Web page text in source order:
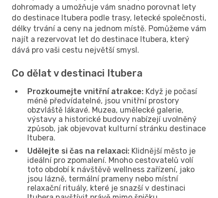
dohromady a umožňuje vám snadno porovnat lety
do destinace Itubera podle trasy, letecké společnosti,
délky trvání a ceny na jednom místě. Pomůžeme vám
najít a rezervovat let do destinace Itubera, který
dává pro vaši cestu největší smysl.
Co dělat v destinaci Itubera
Prozkoumejte vnitřní atrakce: Když je počasí
méně předvídatelné, jsou vnitřní prostory
obzvláště lákavé. Muzea, umělecké galerie,
výstavy a historické budovy nabízejí uvolněný
způsob, jak objevovat kulturní stránku destinace
Itubera.
Udělejte si čas na relaxaci: Klidnější město je
ideální pro zpomalení. Mnoho cestovatelů volí
toto období k návštěvě wellness zařízení, jako
jsou lázně, termální prameny nebo místní
relaxační rituály, které je snazší v destinaci